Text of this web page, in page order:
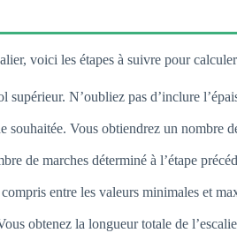
voici les étapes à suivre pour calculer
N’oubliez pas d’inclure
Vous obtiendrez un nombre
de marches déterminé à l’étape
entre les valeurs minimales et
obtenez la longueur totale de